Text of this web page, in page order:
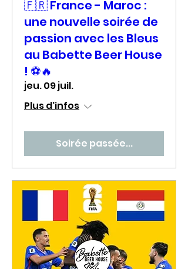
🇫🇷 France - Maroc :
une nouvelle soirée de
passion avec les Bleus
au Babette Beer House
! ⚽🔥
jeu. 09 juil.
Plus d'infos
Soirée passée...